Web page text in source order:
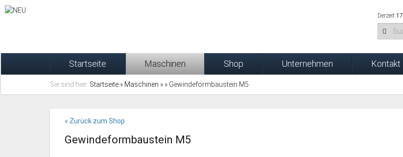
Derzeit 17
Startseite Maschinen Shop Unternehmen Kontakt
Sie sind hier: Startseite » Maschinen » » Gewindeformbaustein M5
« Zurück zum Shop
Gewindeformbaustein M5